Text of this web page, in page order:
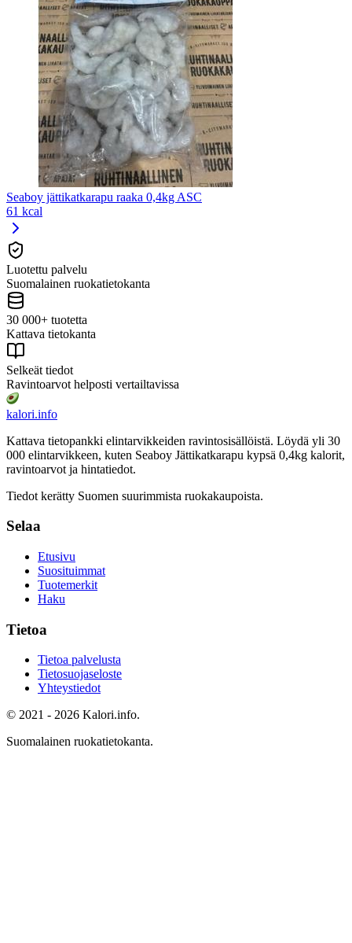
Seaboy jättikatkarapu raaka 0,4kg ASC
61 kcal
Luotettu palvelu
Suomalainen ruokatietokanta
30 000+ tuotetta
Kattava tietokanta
Selkeät tiedot
Ravintoarvot helposti vertailtavissa
kalori.info
Kattava tietopankki elintarvikkeiden ravintosisällöistä. Löydä yli 30
000 elintarvikkeen, kuten Seaboy Jättikatkarapu kypsä 0,4kg kalorit,
ravintoarvot ja hintatiedot.
Tiedot kerätty Suomen suurimmista ruokakaupoista.
Selaa
Etusivu
Suosituimmat
Tuotemerkit
Haku
Tietoa
Tietoa palvelusta
Tietosuojaseloste
Yhteystiedot
© 2021 - 2026 Kalori.info.
Suomalainen ruokatietokanta.